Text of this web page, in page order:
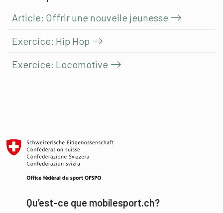
Article: Offrir une nouvelle jeunesse
Exercice: Hip Hop
Exercice: Locomotive
Qu’est-ce que mobilesport.ch?